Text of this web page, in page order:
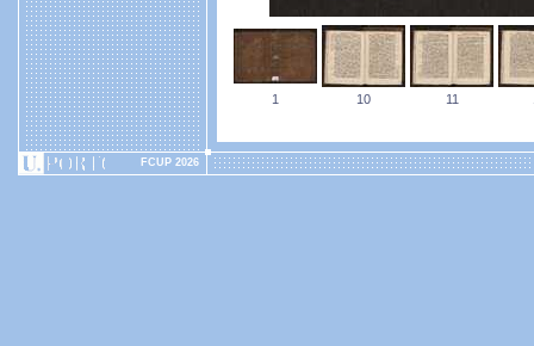
1 10 11
FCUP 2026